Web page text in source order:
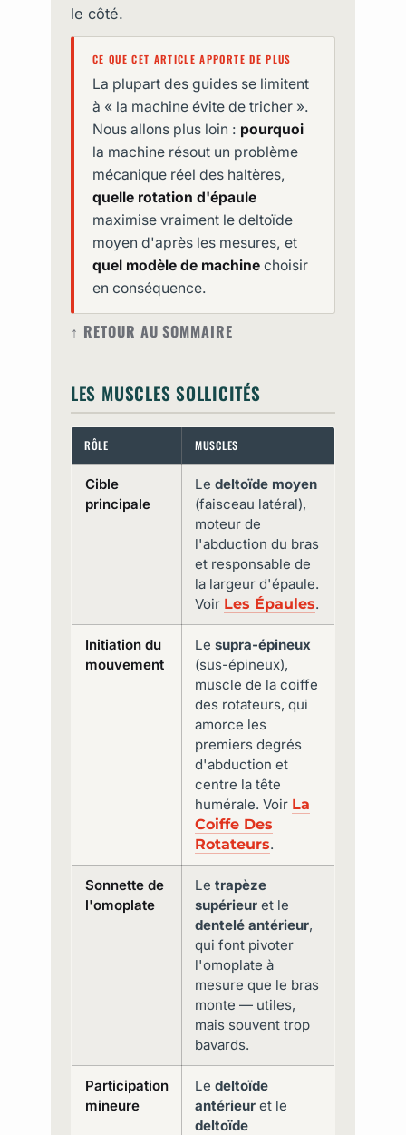
le côté.
CE QUE CET ARTICLE APPORTE DE PLUS
La plupart des guides se limitent
à « la machine évite de tricher ».
Nous allons plus loin : pourquoi
la machine résout un problème
mécanique réel des haltères,
quelle rotation d'épaule
maximise vraiment le deltoïde
moyen d'après les mesures, et
quel modèle de machinechoisir
en conséquence.
↑ RETOUR AU SOMMAIRE
LES MUSCLES SOLLICITÉS
RÔLE MUSCLES
Cible
principale
Le deltoïde moyen
(faisceau latéral),
moteur de
l'abduction du bras
et responsable de
la largeur d'épaule.
Voir Les Épaules.
Initiation du
mouvement
Le supra-épineux
(sus-épineux),
muscle de la coiffe
des rotateurs, qui
amorce les
premiers degrés
d'abduction et
centre la tête
humérale. Voir La
Coiffe Des
Rotateurs.
Sonnette de
l'omoplate
Le trapèze
supérieuret le
dentelé antérieur,
qui font pivoter
l'omoplate à
mesure que le bras
monte — utiles,
mais souvent trop
bavards.
Participation
mineure
Le deltoïde
antérieuret le
deltoïde